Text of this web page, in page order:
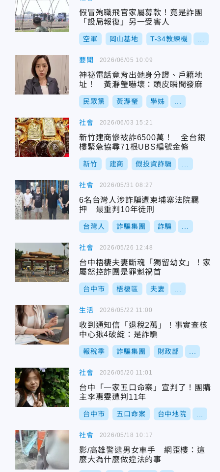
假冒殉職飛官家屬募款！竟是詐團
「設局報復」另一受害人
空軍 岡山基地 T-34教練機
要聞
神祕電話竟背出她身分證、戶籍地
址！ 黃瀞瑩嚇壞：頭皮瞬間發麻
民眾黨 黃瀞瑩 學姊
2026/06/05 10:09
社會
新竹建商慘被詐6500萬！ 全台銀
樓緊急協尋71根UBS編號金條
新竹 建商 假投資詐騙
2026/06/03 15:21
社會
6名台灣人涉詐騙遭柬埔寨法院羈
押 最重判10年徒刑
台灣人 詐騙集團 詐騙
2026/05/31 08:27
社會
台中梧棲夫妻斷魂「獨留幼女」！家
屬怒控詐團是罪魁禍首
台中市 梧棲區 夫妻
2026/05/26 12:48
生活
收到通知信「退稅2萬」！事實查核
中心揪4破綻：是詐騙
報稅季 詐騙集團 財政部
2026/05/22 11:00
社會
台中「一家五口命案」宣判了！團購
主李惠雯遭判11年
台中市 五口命案 台中地院
2026/05/20 11:01
社會
影/高雄警逮男女車手 網歪樓：這
麼大為什麼做違法的事
2026/05/18 10:17